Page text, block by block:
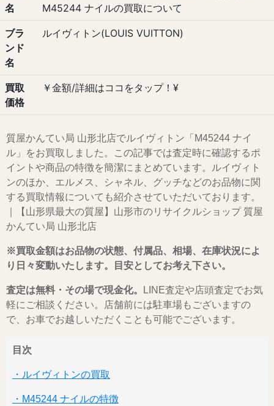
名
M45244 ナイルの買取について
ブラ
ンド
名
ルイヴィトン(LOUIS VUITTON)
買取
価格
￥金額/詳細はココをタップ！¥
質屋かんてい局 山形北店でルイヴィトン「M45244 ナイ
ル」をお買取しました。この記事では査定時に確認するポ
イントや商品の特徴を簡潔にまとめています。ルイヴィト
ンのほか、エルメス、シャネル、グッチなどのお品物に関
する買取情報についても紹介させていただいております。
｜【山形県最大の質屋】山形市のリサイクルショップ 質屋
かんてい局 山形北店
※買取金額はお品物の状態、付属品、相場、在庫状況によ
り日々変動いたします。目安としてお考え下さい。
査定は無料・その場で現金化。
LINE査定や店頭査定でお気
軽にご相談ください。店舗前には駐車場もございますの
で、お車でお越しいただくことも可能でございます。
目次
・ルイヴィトンの買取
・M45244 ナイルの特徴